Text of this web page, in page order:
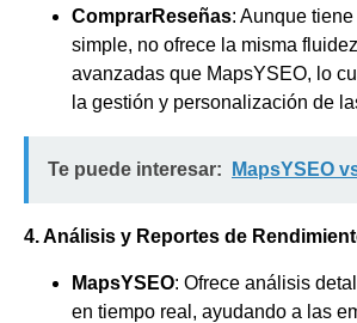
ComprarReseñas: Aunque
simple, no ofrece la misma
avanzadas que MapsYSEO, lo
la gestión y personalización de
Te puede interesar: MapsYSEO
4. Análisis y Reportes de
MapsYSEO: Ofrece análisis
en tiempo real, ayudando a las